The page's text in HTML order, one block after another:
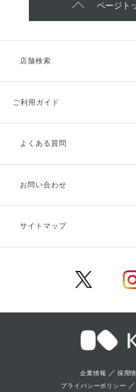
ページト
店舗検索
ご利用ガイド
ご利用ガイドトップ
お支払方法
キャンセル・返品・交換
よくある質問
お問い合わせ
サイトマップ
企業情報 ／ 採用
プライバシーポリシー